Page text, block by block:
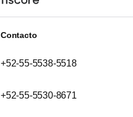
Contacto
+52-55-5538-5518
+52-55-5530-8671